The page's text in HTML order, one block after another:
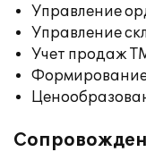
Управление
Управление
Учет продаж
Формирование